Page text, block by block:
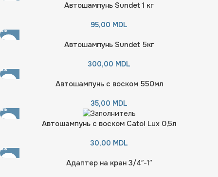
Автошампунь Sundet 1 кг
95,00 MDL
Автошампунь Sundet 5кг
300,00 MDL
Автошампунь с воском 550мл
35,00 MDL
Автошампунь с воском Catol Lux 0,5л
30,00 MDL
Адаптер на кран 3/4″-1″